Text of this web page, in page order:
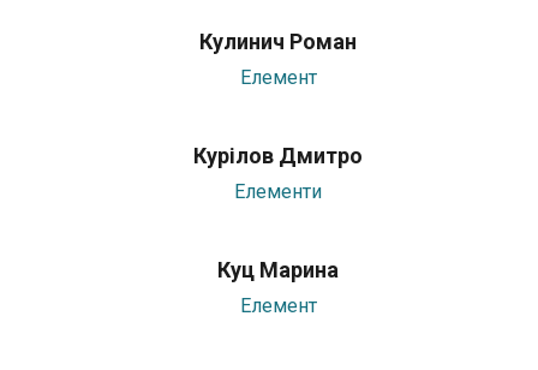
Кулинич Роман
Елемент
Курілов Дмитро
Елементи
Куц Марина
Елемент